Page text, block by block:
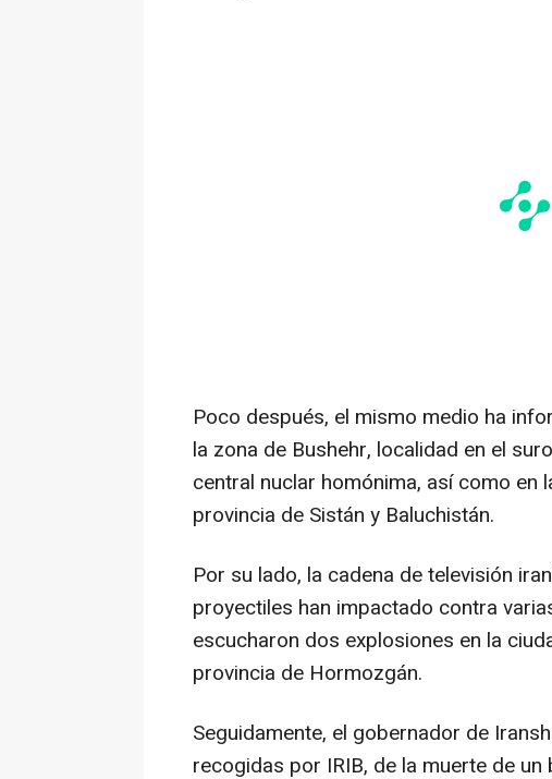
Poco después, el mismo medio ha
la zona de Bushehr, localidad en el
central nuclar homónima, así como en
provincia de Sistán y Baluchistán.
Por su lado, la cadena de televisión
proyectiles han impactado contra
escucharon dos explosiones en la
provincia de Hormozgán.
Seguidamente, el gobernador de
recogidas por IRIB, de la muerte de